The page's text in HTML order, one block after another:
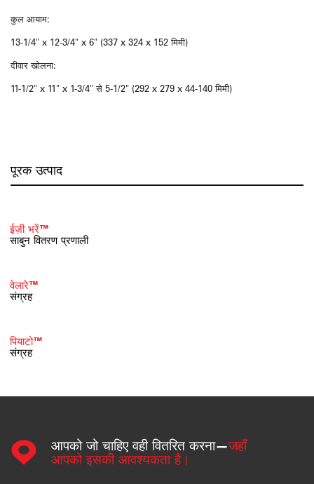
कुल आयाम:
13-1/4" x 12-3/4" x 6" (337 x 324 x 152 मिमी)
दीवार खोलना:
11-1/2" x 11" x 1-3/4" से 5-1/2" (292 x 279 x 44-140 मिमी)
पूरक उत्पाद
ईज़ी भरें™
साबुन वितरण प्रणाली
वेलारे™
संग्रह
पियाटो™
संग्रह
आपको जो चाहिए वही वितरित करना—जहाँ
आपको इसकी आवश्यकता है।